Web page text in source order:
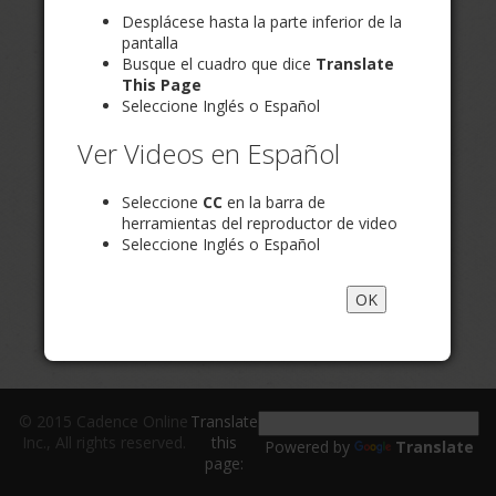
© 2015 Cadence Online
Inc., All rights reserved.
Translate
this
page:
Powered by Translate
Desplácese hasta la parte inferior de la
pantalla
Busque el cuadro que dice Translate
This Page
Seleccione Inglés o Español
Ver Videos en Español
Seleccione CC en la barra de
herramientas del reproductor de video
Seleccione Inglés o Español
OK